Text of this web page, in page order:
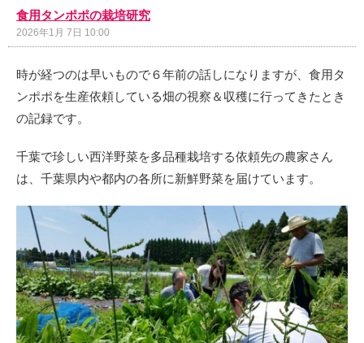
食用タンポポの栽培研究
2026年1月 7日 10:00
時が経つのは早いもので６年前の話しになりますが、食用タ
ンポポを生産依頼している畑の視察＆収穫に行ってきたとき
の記録です。
千葉で珍しい西洋野菜を多品種栽培する依頼先の農家さん
は、千葉県内や都内の各所に新鮮野菜を届けています。